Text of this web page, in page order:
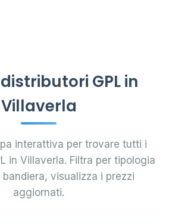
GPL in
Villaverla
interattiva per trovare tutti i
in Villaverla. Filtra per tipologia
visualizza i prezzi
aggiornati.